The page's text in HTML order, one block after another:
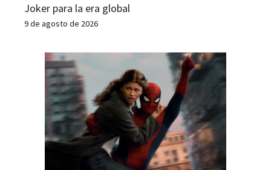
Joker para la era global
9 de agosto de 2026